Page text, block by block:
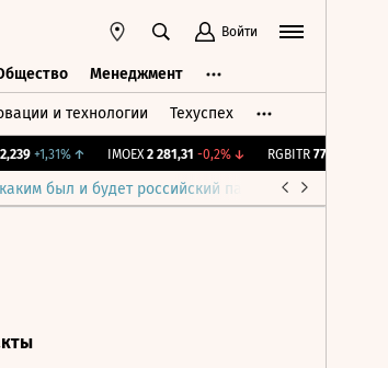
Войти
Менеджмент
и технологии Техуспех
+1,31%↑ IMOEX 2 281,31 -0,2%↓ RGBITR 775,48
был и будет российский парламент